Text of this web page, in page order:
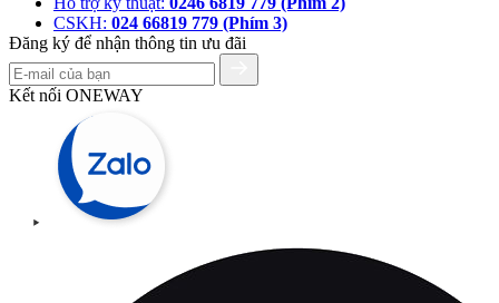
CSKH: 024 66819 779 (Phím 3)
Đăng ký để nhận thông tin ưu đãi
Kết nối ONEWAY